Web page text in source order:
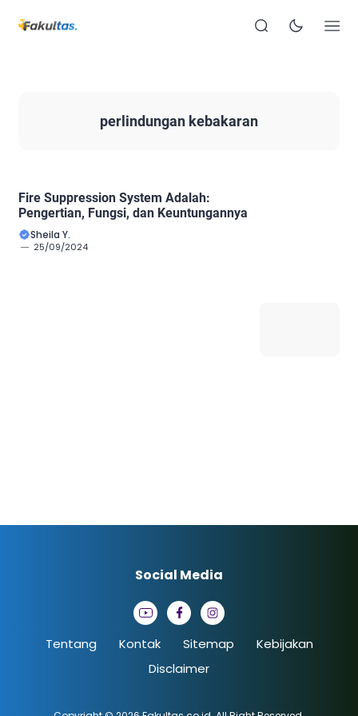
perlindungan kebakaran
Fire Suppression System Adalah:
Pengertian, Fungsi, dan Keuntungannya
Sheila Y.
25/09/2024
Tentang Kontak Sitemap
Kebijakan
Disclaimer
Social Media